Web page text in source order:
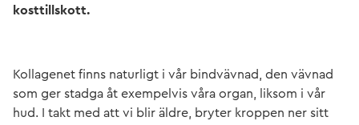
kosttillskott.
Kollagenet finns naturligt i vår bindvävnad, den vävnad
som ger stadga åt exempelvis våra organ, liksom i vår
hud. I takt med att vi blir äldre, bryter kroppen ner sitt